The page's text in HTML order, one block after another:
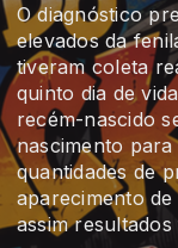
O diagnóstico
elevados da
tiveram coleta
quinto dia de
recém-nascido
nascimento
quantidades de
aparecimento
assim